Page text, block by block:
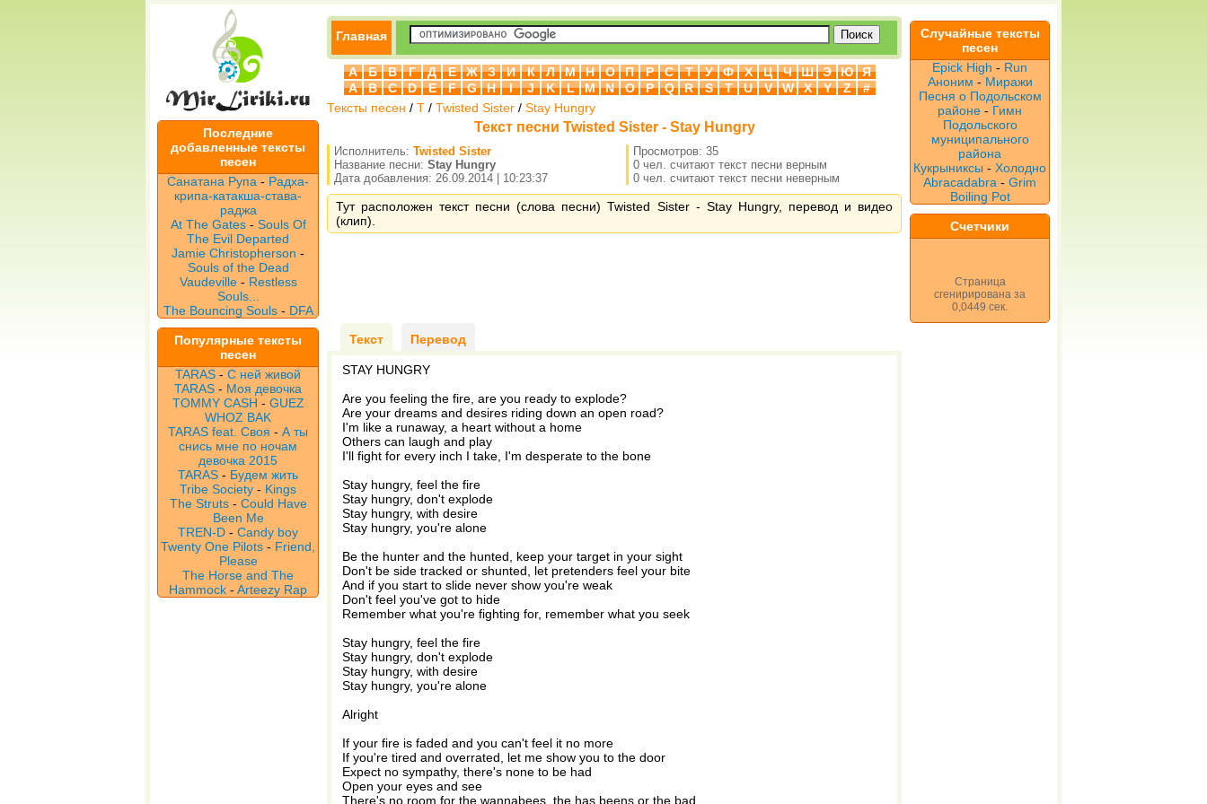
Последние
добавленные тексты
песен
Санатана Рупа - Радха-
крипа-катакша-става-
раджа
At The Gates- Souls Of
The Evil Departed
Jamie Christopherson -
Souls of the Dead
Vaudeville - Restless
Souls...
The Bouncing Souls- DFA
Популярные тексты
песен
TARAS - С ней живой
TARAS - Моя девочка
TOMMY CASH - GUEZ
WHOZ BAK
TARAS feat. Своя - А ты
снись мне по ночам
девочка 2015
TARAS - Будем жить
Tribe Society - Kings
The Struts- Could Have
Been Me
TREN-D - Candy boy
Twenty One Pilots - Friend,
Please
The Horse and The
Hammock - Arteezy Rap
Главная
А Б В Г Д Е Ж З И К Л М Н О П Р С Т У Ф Х Ц Ч Ш Э Ю
Я
A
B C D E F G H I J K L M N O P Q R S T U V W X Y Z
#
Тексты песен / T / Twisted Sister / Stay Hungry
Текст песни Twisted Sister - Stay Hungry
Исполнитель: Twisted Sister
Название песни: Stay Hungry
Дата добавления: 26.09.2014 | 10:23:37
Просмотров: 35
0 чел. считают текст песни верным
0 чел. считают текст песни неверным
Тут расположен текст песни (слова песни) Twisted Sister - Stay Hungry, перевод и видео
(клип).
Текст Перевод
STAY HUNGRY
Are you feeling the fire, are you ready to explode?
Are your dreams and desires riding down an open road?
I'm like a runaway, a heart without a home
Others can laugh and play
I'll fight for every inch I take, I'm desperate to the bone
Stay hungry, feel the fire
Stay hungry, don't explode
Stay hungry, with desire
Stay hungry, you're alone
Be the hunter and the hunted, keep your target in your sight
Don't be side tracked or shunted, let pretenders feel your bite
And if you start to slide never show you're weak
Don't feel you've got to hide
Remember what you're fighting for, remember what you seek
Stay hungry, feel the fire
Stay hungry, don't explode
Stay hungry, with desire
Stay hungry, you're alone
Alright
If your fire is faded and you can't feel it no more
If you're tired and overrated, let me show you to the door
Expect no sympathy, there's none to be had
Open your eyes and see
There's no room for the wannabees, the has beens or the bad
Случайные тексты
песен
Epick High - Run
Аноним - Миражи
Песня о Подольском
районе - Гимн
Подольского
муниципального
района
Кукрыниксы - Холодно
Abracadabra - Grim
Boiling Pot
Счетчики
Страница
сгенирирована за
0,0449 сек.